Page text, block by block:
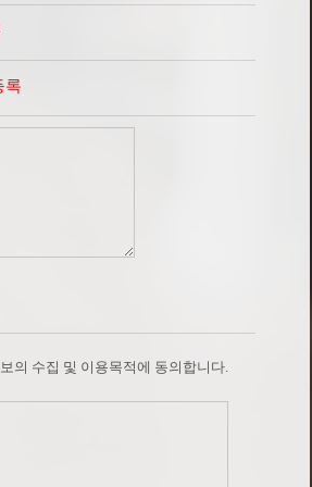
록
의 수집 및 이용목적에 동의합니다.